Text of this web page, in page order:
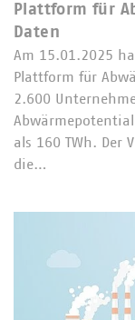
Plattform für
Daten
Am 15.01.2025
Plattform für
2.600
als 160 TWh. Der
die…